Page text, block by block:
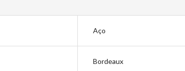
Aço
Bordeaux